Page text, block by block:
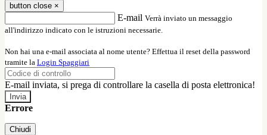
button close ×
E-mail Verrà inviato un messaggio
all'indirizzo indicato con le istruzioni necessarie.
Non hai una e-mail associata al nome utente? Effettua il reset della password
tramite la Login Spaggiari
E-mail inviata, si prega di controllare la casella di posta elettronica!
Errore
Chiudi